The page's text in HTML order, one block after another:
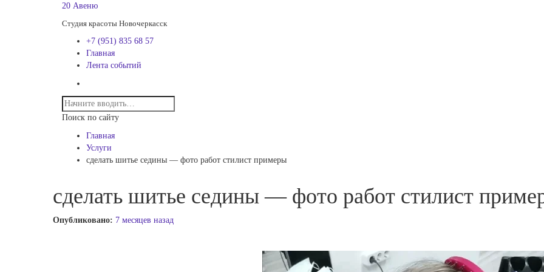
20 Авеню
Студия красоты Новочеркасск
+7 (951) 835 68 57
Главная
Лента событий
Поиск по сайту
Главная
Услуги
сделать шитье седины — фото работ стилист примеры
сделать шитье седины — фото работ стилист
Опубликовано: 7 месяцев назад